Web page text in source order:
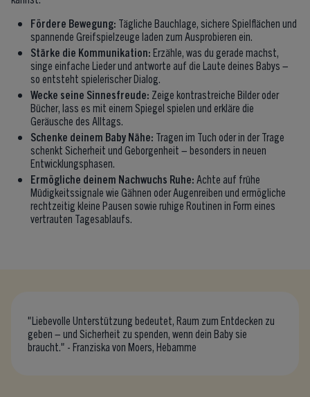
Fördere Bewegung: Tägliche Bauchlage, sichere Spielflächen und
spannende Greifspielzeuge laden zum Ausprobieren ein.
Stärke die Kommunikation: Erzähle, was du gerade machst,
singe einfache Lieder und antworte auf die Laute deines Babys –
so entsteht spielerischer Dialog.
Wecke seine Sinnesfreude: Zeige kontrastreiche Bilder oder
Bücher, lass es mit einem Spiegel spielen und erkläre die
Geräusche des Alltags.
Schenke deinem Baby Nähe: Tragen im Tuch oder in der Trage
schenkt Sicherheit und Geborgenheit – besonders in neuen
Entwicklungsphasen.
Ermögliche deinem Nachwuchs Ruhe: Achte auf frühe
Müdigkeitssignale wie Gähnen oder Augenreiben und ermögliche
rechtzeitig kleine Pausen sowie ruhige Routinen in Form eines
vertrauten Tagesablaufs.
"Liebevolle Unterstützung bedeutet, Raum zum Entdecken zu
geben – und Sicherheit zu spenden, wenn dein Baby sie
braucht." - Franziska von Moers, Hebamme